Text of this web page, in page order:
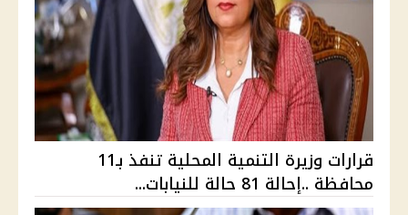
قرارات وزيرة التنمية المحلية تنفذ بـ11
محافظة ..إحالة 81 حالة للنيابات...